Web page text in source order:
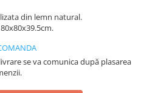
din lemn natural.
se va comunica după plasarea